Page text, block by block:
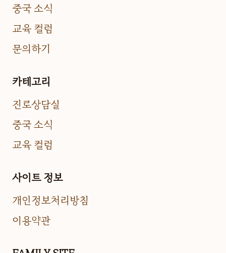
중국 소식
교육 컬럼
문의하기
카테고리
진로상담실
중국 소식
교육 컬럼
사이트 정보
개인정보처리방침
이용약관